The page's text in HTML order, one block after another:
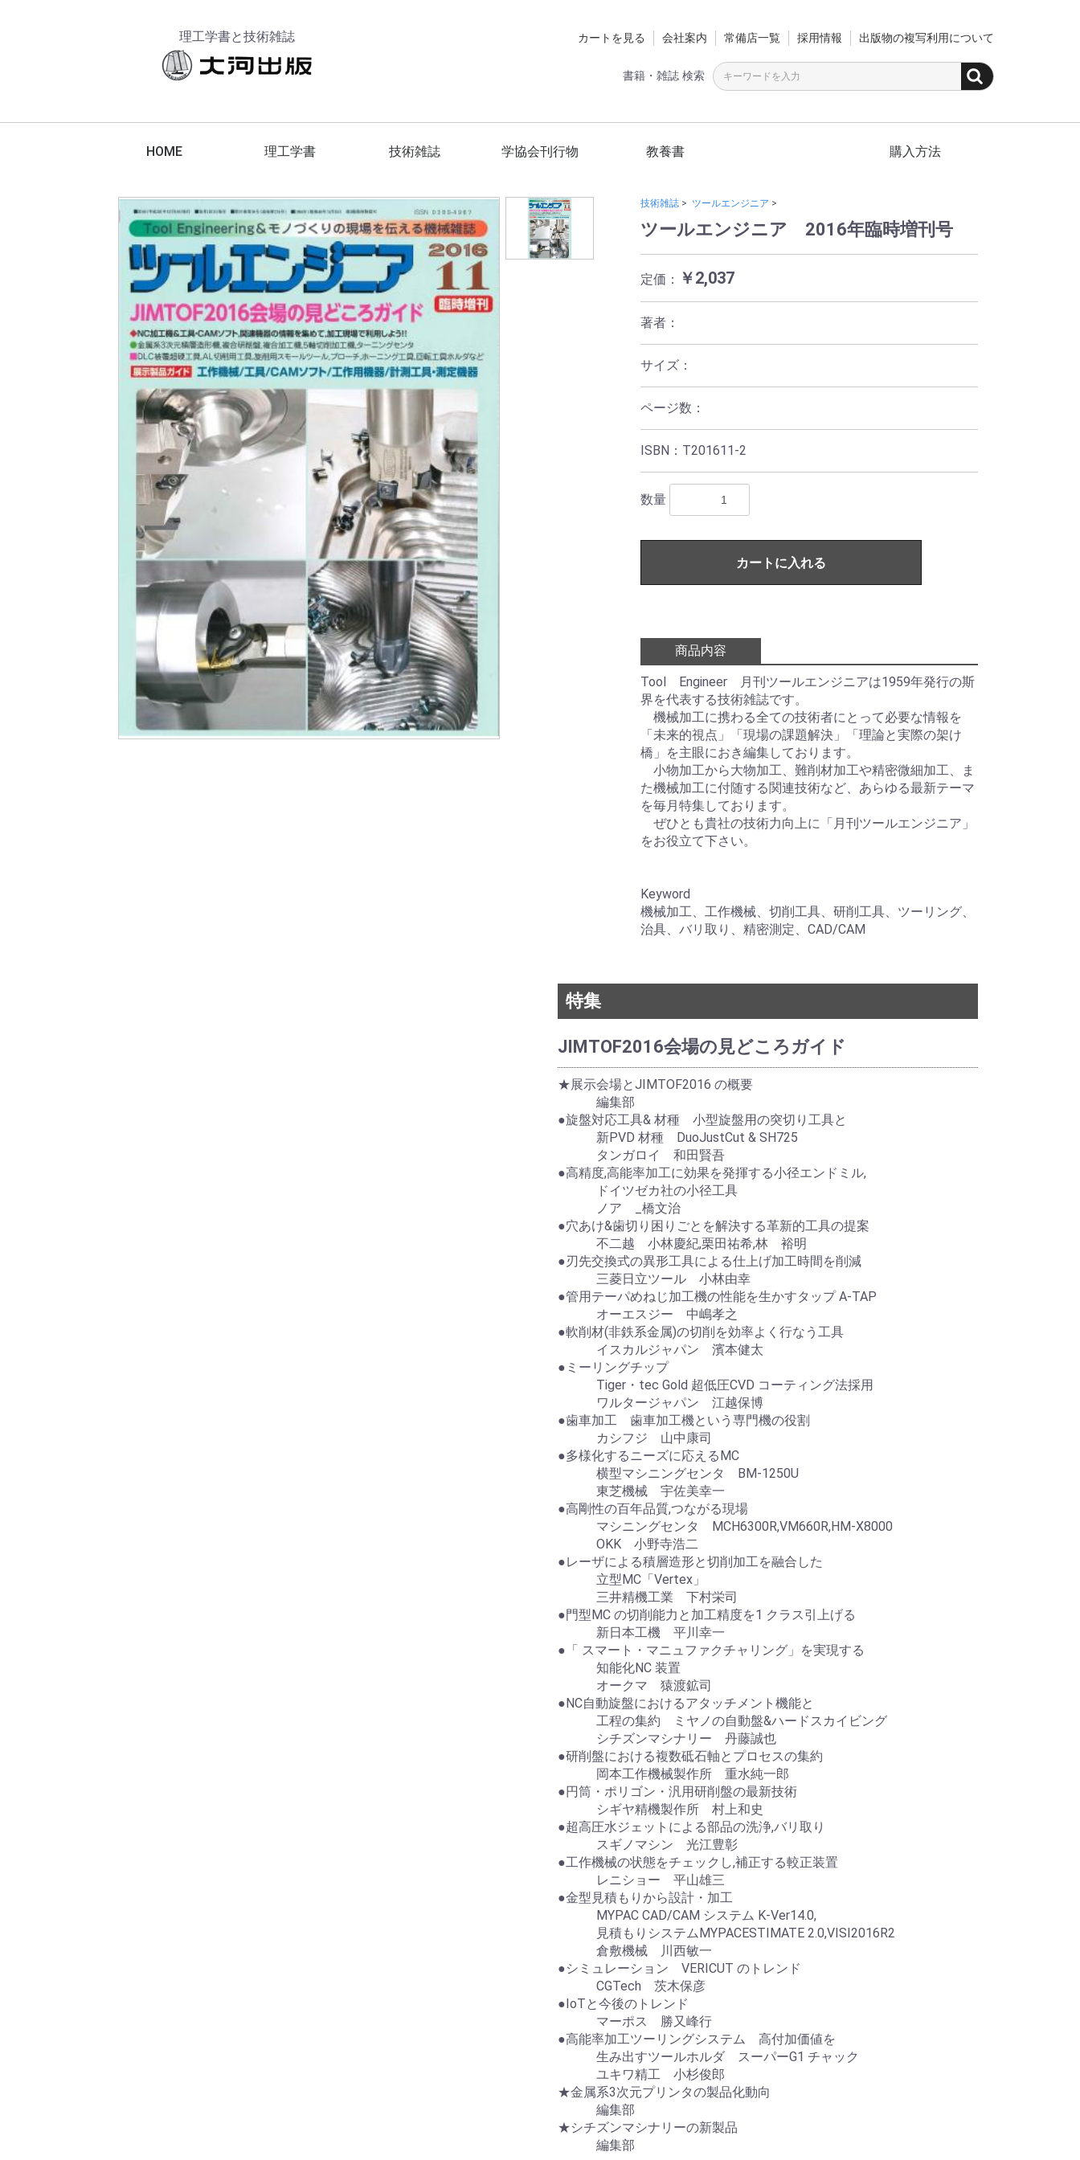
理工学書と技術雑誌 カートを見る 会社案内 常備店一覧 採用情報 出版物の複写利用について
書籍・雑誌 検索
HOME 理工学書 技術雑誌 学協会刊行物 教養書 購入方法
技術雑誌 > ツールエンジニア >
ツールエンジニア 2016年臨時増刊号
定価： ￥2,037
著者：
サイズ：
ページ数：
ISBN：T201611-2
数量
カートに入れる
商品内容
Tool Engineer 月刊ツールエンジニアは1959年発行の斯
界を代表する技術雑誌です。
機械加工に携わる全ての技術者にとって必要な情報を
「未来的視点」「現場の課題解決」「理論と実際の架け
橋」を主眼におき編集しております。
小物加工から大物加工、難削材加工や精密微細加工、ま
た機械加工に付随する関連技術など、あらゆる最新テーマ
を毎月特集しております。
ぜひとも貴社の技術力向上に「月刊ツールエンジニア」
をお役立て下さい。
Keyword
機械加工、工作機械、切削工具、研削工具、ツーリング、
治具、バリ取り、精密測定、CAD/CAM
特集
JIMTOF2016会場の見どころガイド
★展示会場とJIMTOF2016 の概要
編集部
●旋盤対応工具& 材種 小型旋盤用の突切り工具と
新PVD 材種 DuoJustCut & SH725
タンガロイ 和田賢吾
●高精度,高能率加工に効果を発揮する小径エンドミル,
ドイツゼカ社の小径工具
ノア _橋文治
●穴あけ&歯切り困りごとを解決する革新的工具の提案
不二越 小林慶紀,栗田祐希,林 裕明
●刃先交換式の異形工具による仕上げ加工時間を削減
三菱日立ツール 小林由幸
●管用テーパめねじ加工機の性能を生かすタップ A-TAP
オーエスジー 中嶋孝之
●軟削材(非鉄系金属)の切削を効率よく行なう工具
イスカルジャパン 濱本健太
●ミーリングチップ
Tiger・tec Gold 超低圧CVD コーティング法採用
ワルタージャパン 江越保博
●歯車加工 歯車加工機という専門機の役割
カシフジ 山中康司
●多様化するニーズに応えるMC
横型マシニングセンタ BM-1250U
東芝機械 宇佐美幸一
●高剛性の百年品質,つながる現場
マシニングセンタ MCH6300R,VM660R,HM-X8000
OKK 小野寺浩二
●レーザによる積層造形と切削加工を融合した
立型MC「Vertex」
三井精機工業 下村栄司
●門型MC の切削能力と加工精度を1 クラス引上げる
新日本工機 平川幸一
●「 スマート・マニュファクチャリング」を実現する
知能化NC 装置
オークマ 猿渡鉱司
●NC自動旋盤におけるアタッチメント機能と
工程の集約 ミヤノの自動盤&ハードスカイビング
シチズンマシナリー 丹藤誠也
●研削盤における複数砥石軸とプロセスの集約
岡本工作機械製作所 重水純一郎
●円筒・ポリゴン・汎用研削盤の最新技術
シギヤ精機製作所 村上和史
●超高圧水ジェットによる部品の洗浄,バリ取り
スギノマシン 光江豊彰
●工作機械の状態をチェックし,補正する較正装置
レニショー 平山雄三
●金型見積もりから設計・加工
MYPAC CAD/CAM システム K-Ver14.0,
見積もりシステムMYPACESTIMATE 2.0,VISI2016R2
倉敷機械 川西敏一
●シミュレーション VERICUT のトレンド
CGTech 茨木保彦
●IoTと今後のトレンド
マーポス 勝又峰行
●高能率加工ツーリングシステム 高付加価値を
生み出すツールホルダ スーパーG1 チャック
ユキワ精工 小杉俊郎
★金属系3次元プリンタの製品化動向
編集部
★シチズンマシナリーの新製品
編集部